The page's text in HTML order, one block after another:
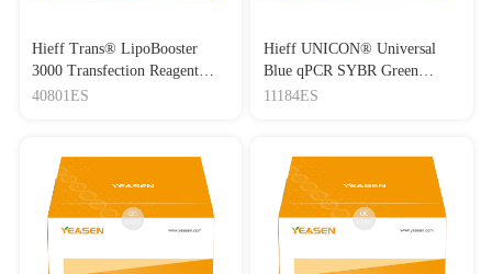
Hieff Trans® LipoBooster
3000 Transfection Reagent
Lipo3000转染试剂
40801ES
Hieff UNICON® Universal
Blue qPCR SYBR Green
Master Mix
11184ES